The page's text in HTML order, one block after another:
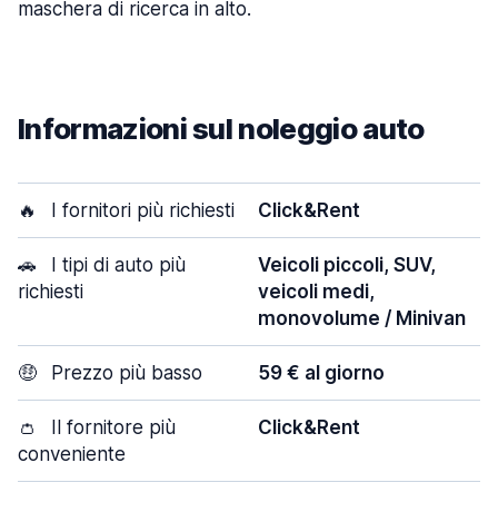
maschera di ricerca in alto.
Informazioni sul noleggio auto
🔥 I fornitori più richiesti Click&Rent
🚗
I tipi di auto più
richiesti
Veicoli piccoli, SUV,
veicoli medi,
monovolume / Minivan
🤑 Prezzo più basso 59 € al giorno
👛
Il fornitore più
conveniente
Click&Rent